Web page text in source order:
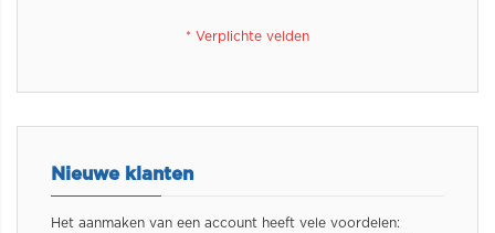
Nieuwe klanten
Het aanmaken van een account heeft vele voordelen: